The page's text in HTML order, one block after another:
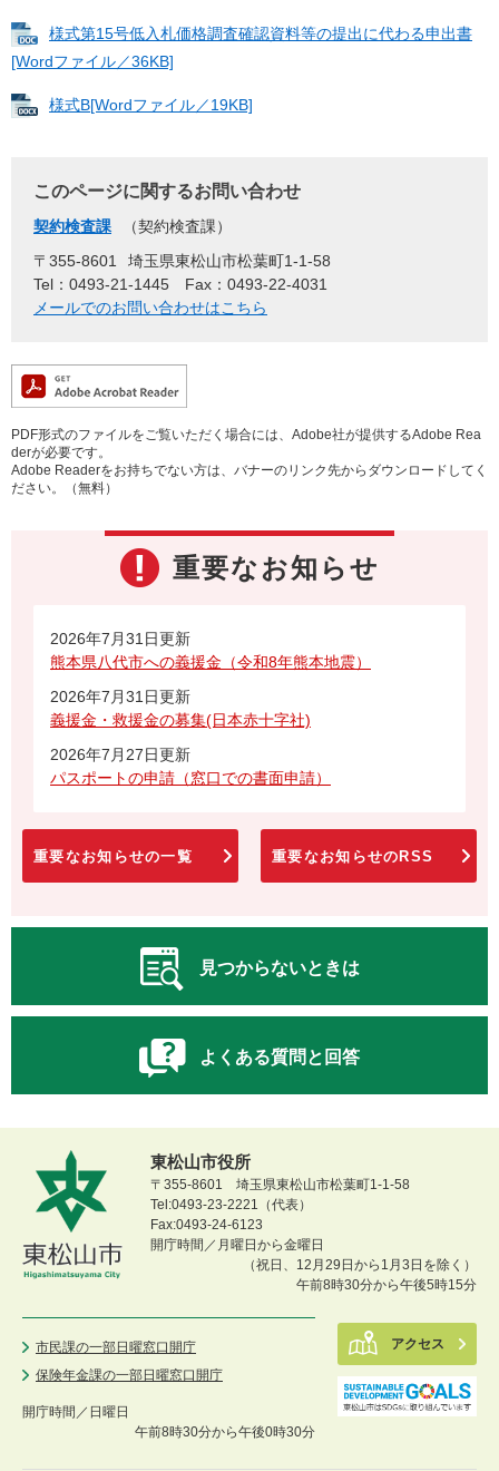
様式第15号低入札価格調査確認資料等の提出に代わる申出書
[Wordファイル／36KB]
様式B[Wordファイル／19KB]
このページに関するお問い合わせ
契約検査課
契約検査課
〒355-8601
埼玉県東松山市松葉町1-1-58
Tel：0493-21-1445
Fax：0493-22-4031
メールでのお問い合わせはこちら
PDF形式のファイルをご覧いただく場合には、Adobe社が提供するAdobe Rea
derが必要です。
Adobe Readerをお持ちでない方は、バナーのリンク先からダウンロードしてく
ださい。（無料）
重要なお知らせ
2026年7月31日更新
熊本県八代市への義援金（令和8年熊本地震）
2026年7月31日更新
義援金・救援金の募集(日本赤十字社)
2026年7月27日更新
パスポートの申請（窓口での書面申請）
重要なお知らせの一覧 重要なお知らせのRSS
見つからないときは
よくある質問と回答
東松山市役所
〒355-8601 埼玉県東松山市松葉町1-1-58
Tel:0493-23-2221（代表）
Fax:0493-24-6123
開庁時間／月曜日から金曜日
（祝日、12月29日から1月3日を除く）
午前8時30分から午後5時15分
市民課の一部日曜窓口開庁
保険年金課の一部日曜窓口開庁
開庁時間／ 日曜日
午前8時30分から午後0時30分
アクセス